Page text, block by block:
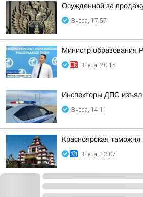
Осужденной за
Вчера, 17:57
Министр образования
Вчера, 20:15
Инспекторы ДПС
Вчера, 14:11
Красноярская таможня
Вчера, 13:07